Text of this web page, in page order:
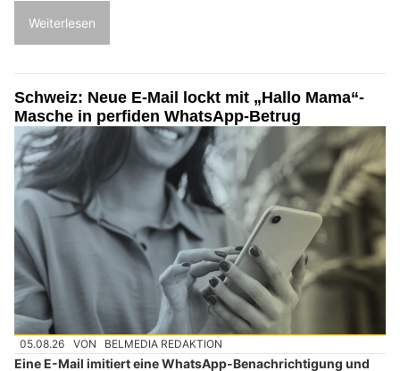
Weiterlesen
Schweiz: Neue E-Mail lockt mit „Hallo Mama“-
Masche in perfiden WhatsApp-Betrug
05.08.26 VON BELMEDIA REDAKTION
Eine E-Mail imitiert eine WhatsApp-Benachrichtigung und